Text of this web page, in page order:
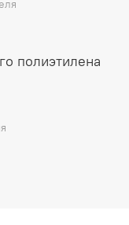
полиэтилена